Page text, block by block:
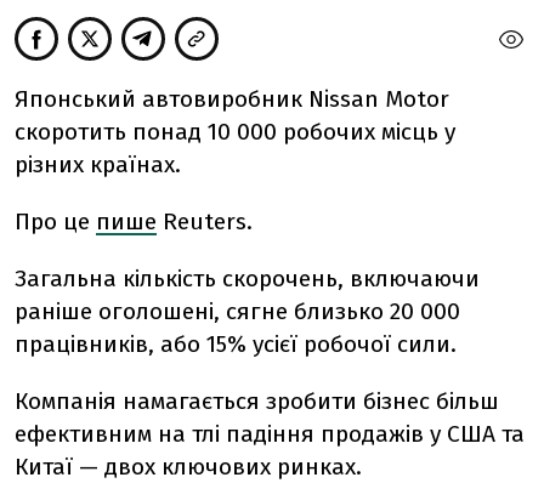
Японський автовиробник Nissan Motor
скоротить понад 10 000 робочих місць у
різних країнах.
Про це пише Reuters.
Загальна кількість скорочень, включаючи
раніше оголошені, сягне близько 20 000
працівників, або 15% усієї робочої сили.
Компанія намагається зробити бізнес більш
ефективним на тлі падіння продажів у США та
Китаї — двох ключових ринках.